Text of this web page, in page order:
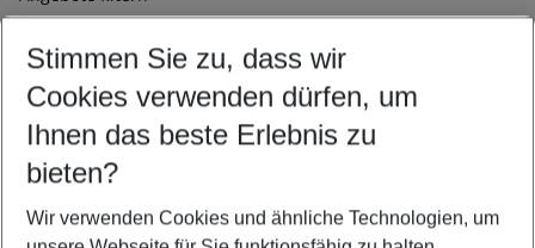
Ändern Sie Ihre Kriterien nach Ihren Wünschen
Abflughafen wählen
Beliebiger Abflughafen
Reisezeitraum wählen
10.08.26– 08.08.27 5-8 Nächte
2 Erwachsene Keine Kinder
Stimmen Sie zu, dass wir
Cookies verwenden dürfen, um
Ihnen das beste Erlebnis zu
bieten?
Wir verwenden Cookies und ähnliche Technologien, um